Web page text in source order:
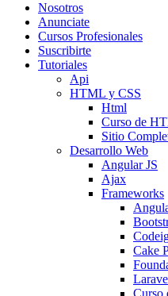
Nosotros
Anunciate
Cursos Profesionales
Suscribirte
Tutoriales
Api
HTML y CSS
Html
Curso de
Sitio
Desarrollo Web
Angular JS
Ajax
Frameworks
Cake